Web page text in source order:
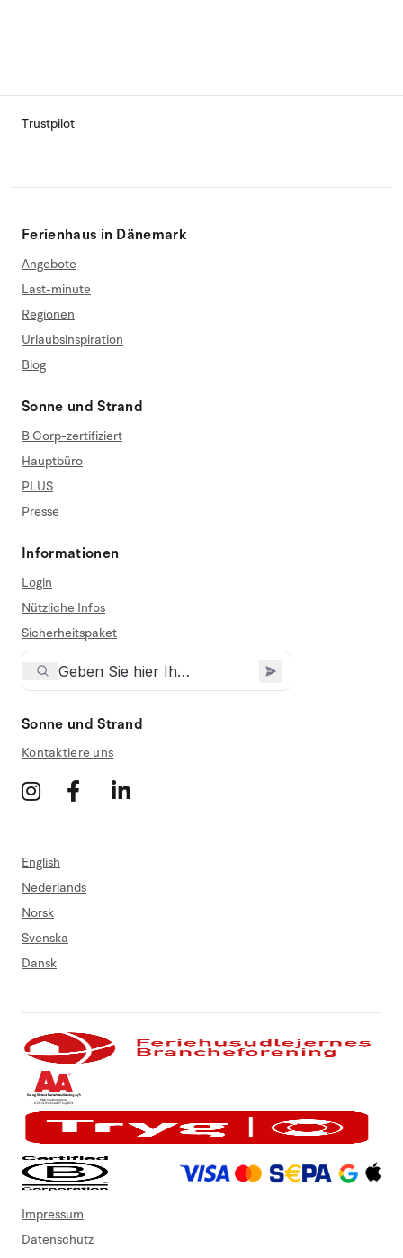
Trustpilot
Ferienhaus in Dänemark
Angebote
Last-minute
Regionen
Urlaubsinspiration
Blog
Sonne und Strand
B Corp-zertifiziert
Hauptbüro
PLUS
Presse
Informationen
Login
Nützliche Infos
Sicherheitspaket
Sonne und Strand
Kontaktiere uns
English
Nederlands
Norsk
Svenska
Dansk
Impressum
Datenschutz